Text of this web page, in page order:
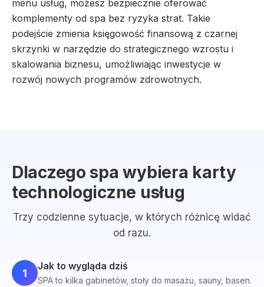
menu usług, możesz bezpiecznie oferować
komplementy od spa bez ryzyka strat. Takie
podejście zmienia księgowość finansową z czarnej
skrzynki w narzędzie do strategicznego wzrostu i
skalowania biznesu, umożliwiając inwestycje w
rozwój nowych programów zdrowotnych.
Dlaczego spa wybiera karty
technologiczne usług
Trzy codzienne sytuacje, w których różnicę widać
od razu.
1
Jak to wygląda dziś
SPA to kilka gabinetów, stoły do masażu, sauny, basen.